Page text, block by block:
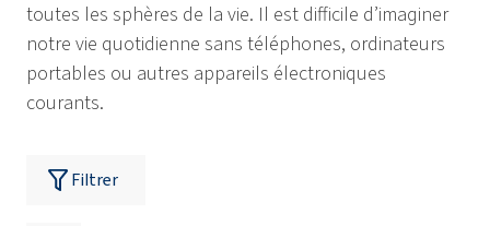
toutes les sphères de la vie. Il est difficile d’imaginer
notre vie quotidienne sans téléphones, ordinateurs
portables ou autres appareils électroniques
courants.
Filtrer